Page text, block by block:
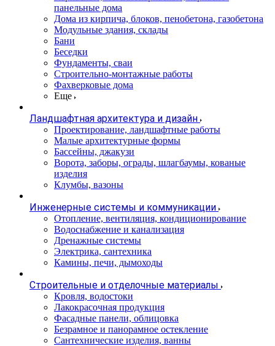
панельные дома
Дома из кирпича, блоков, пенобетона, газобетона
Модульные здания, склады
Бани
Беседки
Фундаменты, сваи
Строительно-монтажные работы
Фахверковые дома
Еще
Ландшафтная архитектура и дизайн
Проектирование, ландшафтные работы
Малые архитектурные формы
Бассейны, джакузи
Ворота, заборы, ограды, шлагбаумы, кованые
изделия
Клумбы, вазоны
Инженерные системы и коммуникации
Отопление, вентиляция, кондиционирование
Водоснабжение и канализация
Дренажные системы
Электрика, сантехника
Камины, печи, дымоходы
Строительные и отделочные материалы
Кровля, водостоки
Лакокрасочная продукция
Фасадные панели, облицовка
Безрамное и панорамное остекление
Сантехнические изделия, ванны